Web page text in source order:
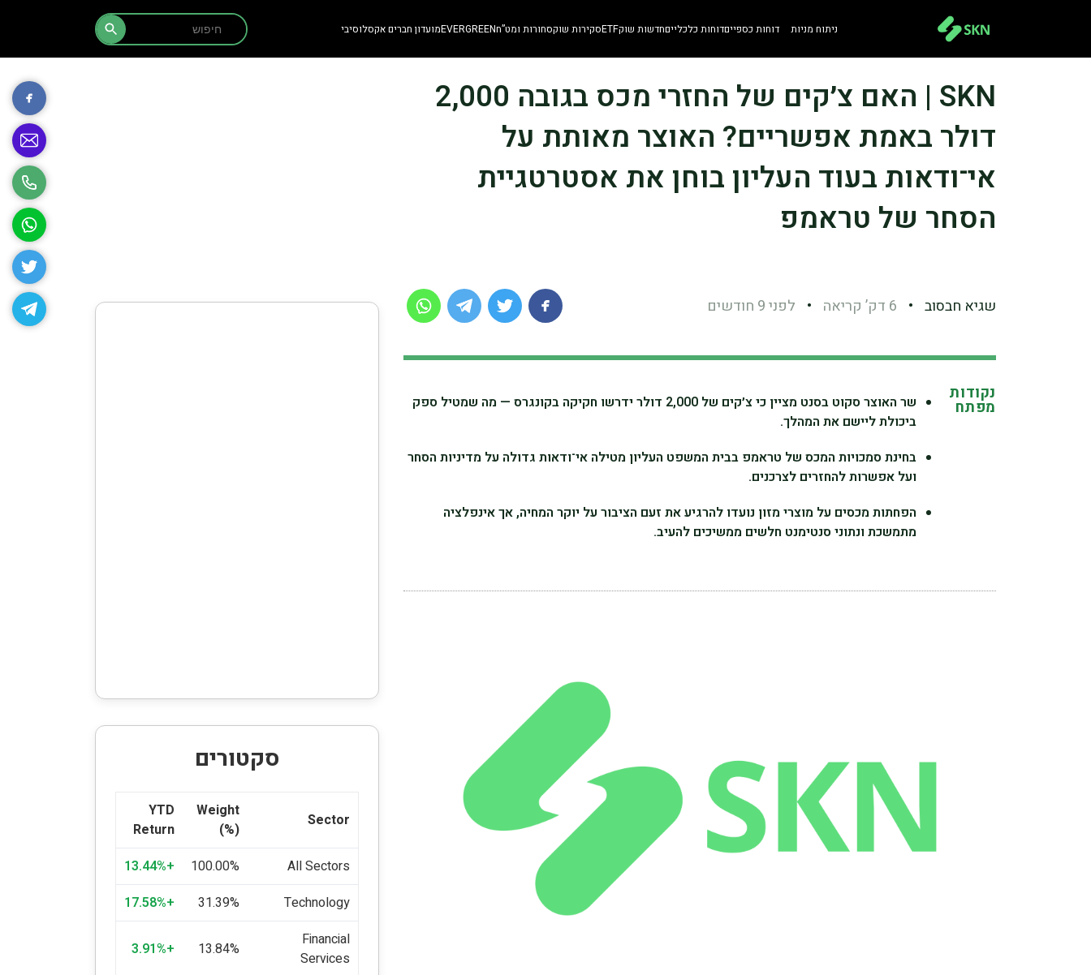
ניתוח מניות דוחות כספייםדוחות כלכלייםחדשות שוקETFסקירות שוקסחורות ומט”חEVERGREENמועדון חברים אקסלוסיבי Search
for:
Search Button
SKN | האם צ׳קים של החזרי מכס בגובה 2,000
דולר באמת אפשריים? האוצר מאותת על
אי־ודאות בעוד העליון בוחן את אסטרטגיית
הסחר של טראמפ
שגיא חבסוב • 6 דק’ קריאה • לפני 9 חודשים
נקודות
מפתח
שר האוצר סקוט בסנט מציין כי צ׳קים של 2,000 דולר ידרשו חקיקה בקונגרס — מה שמטיל ספק
ביכולת ליישם את המהלך.
בחינת סמכויות המכס של טראמפ בבית המשפט העליון מטילה אי־ודאות גדולה על מדיניות הסחר
ועל אפשרות להחזרים לצרכנים.
הפחתות מכסים על מוצרי מזון נועדו להרגיע את זעם הציבור על יוקר המחיה, אך אינפלציה
מתמשכת ונתוני סנטימנט חלשים ממשיכים להעיב.
סקטורים
Sector
Weight
(%)
YTD
Return
All Sectors
100.00%
+13.44%
Technology
31.39%
+17.58%
Financial
Services
13.84%
+3.91%